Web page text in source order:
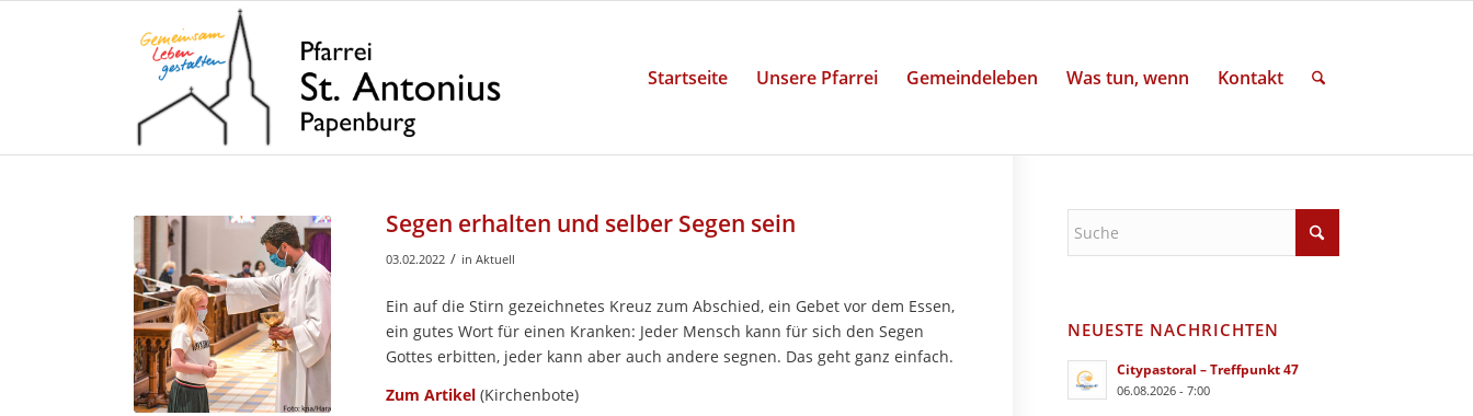
Startseite Unsere Pfarrei Gemeindeleben Was tun, wenn Kontakt
Segen erhalten und selber Segen sein
03.02.2022 / in Aktuell
Ein auf die Stirn gezeichnetes Kreuz zum Abschied, ein Gebet vor dem Essen,
ein gutes Wort für einen Kranken: Jeder Mensch kann für sich den Segen
Gottes erbitten, jeder kann aber auch andere segnen. Das geht ganz einfach.
Zum Artikel (Kirchenbote)
NEUESTE NACHRICHTEN
Citypastoral – Treffpunkt 47
06.08.2026 - 7:00